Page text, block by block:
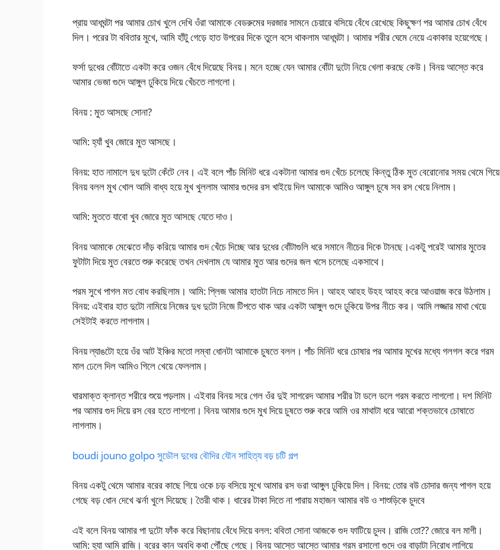
প্রায় আধঘন্টা পর আমার চোখ খুলে দেখি ওঁরা আমাকে বেডরুমের দরজার সামনে চেয়ারে বসিয়ে বেঁধে রেখেছে কিছুক্ষণ পর আমার চোখ বেঁধে
দিল। পরের টা ববিতার মুখে, আমি হাঁটু গেড়ে হাত উপরের দিকে তুলে বসে থাকলাম আধঘন্টা। আমার শরীর ঘেমে নেয়ে একাকার হয়েগেছে।
ফর্সা দুধের বোঁটাতে একটা করে ওজন বেঁধে দিয়েছে বিনয়। মনে হচ্ছে যেন আমার বোঁটা দুটো নিয়ে খেলা করছে কেউ। বিনয় আস্তে করে
আমার ভেজা গুদে আঙ্গুল ঢুকিয়ে দিয়ে খেঁচতে লাগলো।
বিনয় : মুত আসছে সোনা?
আমি: হ্যাঁ খুব জোরে মুত আসছে।
বিনয়: হাত নামালে দুধ দুটো কেঁটে নেব। এই বলে পাঁচ মিনিট ধরে একটানা আমার গুদ খেঁচে চলেছে কিন্তু ঠিক মুত বেরোনোর সময় থেমে গিয়ে
বিনয় বলল মুখ খোল আমি বাধ্য হয়ে মুখ খুললাম আমার গুদের রস খাইয়ে দিল আমাকে আমিও আঙ্গুল চুষে সব রস খেয়ে নিলাম।
আমি: মুততে যাবো খুব জোরে মুত আসছে যেতে দাও।
বিনয় আমাকে মেঝেতে দাঁড় করিয়ে আমার গুদ খেঁচে দিচ্ছে আর দুধের বোঁটাগুলি ধরে সমানে নীচের দিকে টানছে।একটু পরেই আমার মুতের
ফুটাটা দিয়ে মুত বেরতে শুরু করেছে তখন দেখলাম যে আমার মুত আর গুদের জল খসে চলেছে একসাথে।
পরম সুখে পাগল মত বোধ করছিলাম। আমি: প্লিজ আমার হাতটা নিচে নামতে দিন। আহহ আহহ উহহ আহহ করে আওয়াজ করে উঠলাম।
বিনয়: এইবার হাত দুটো নামিয়ে নিজের দুধ দুটো নিজে টিপতে থাক আর একটা আঙ্গুল গুদে ঢুকিয়ে উপর নীচে কর। আমি লজ্জার মাথা খেয়ে
সেইটাই করতে লাগলাম।
বিনয় ল্যাঙটো হয়ে ওঁর আট ইঞ্চির মতো লম্বা ধোনটা আমাকে চুষতে বলল। পাঁচ মিনিট ধরে চোষার পর আমার মুখের মধ্যে গলগল করে গরম
মাল ঢেলে দিল আমিও গিলে খেয়ে ফেললাম।
ঘারমাক্ত ক্লান্ত শরীরে শুয়ে পড়লাম। এইবার বিনয় সরে গেল ওঁর দুই সাগরেদ আমার শরীর টা ডলে ডলে গরম করতে লাগলো। দশ মিনিট
পর আমার গুদ দিয়ে রস বের হতে লাগলো। বিনয় আমার গুদে মুখ দিয়ে চুষতে শুরু করে আমি ওর মাথাটা ধরে আরো শক্তভাবে চোষাতে
লাগলাম।
boudi jouno golpo সুডৌল দুধের বৌদির যৌন সাহিত্য বড় চটি গল্প
বিনয় একটু থেমে আমার বরের কাছে গিয়ে ওকে চড় বসিয়ে মুখে আমার রস ভরা আঙ্গুল ঢুকিয়ে দিল। বিনয়: তোর বউ চোদার জন্য পাগল হয়ে
গেছে বড় ধোন দেখে ঝর্না খুলে দিয়েছে। তৈরী থাক। ধারের টাকা দিতে না পারায় মহাজন আমার বউ ও শাশুড়িকে চুদবে
এই বলে বিনয় আমার পা দুটো ফাঁক করে বিছানায় বেঁধে দিয়ে বলল: ববিতা সোনা আজকে গুদ ফাটিয়ে চুদব। রাজি তো?? জোরে বল মাগী।
আমি: হ্যা আমি রাজি। বরের কান অবধি কথা পৌঁছে গেছে। বিনয় আস্তে আস্তে আমার গরম রসালো গুদে ওর বাড়াটা নিরোধ লাগিয়ে